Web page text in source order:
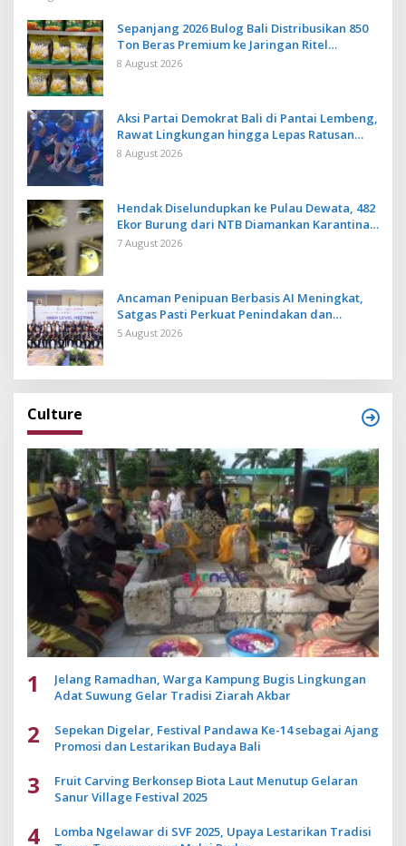
Sepanjang 2026 Bulog Bali Distribusikan 850
Ton Beras Premium ke Jaringan Ritel
Moderen
8 August 2026
Aksi Partai Demokrat Bali di Pantai Lembeng,
Rawat Lingkungan hingga Lepas Ratusan
Tukik Bedawang Nala
8 August 2026
Hendak Diselundupkan ke Pulau Dewata, 482
Ekor Burung dari NTB Diamankan Karantina
Bali
7 August 2026
Ancaman Penipuan Berbasis AI Meningkat,
Satgas Pasti Perkuat Penindakan dan
Pengembangan Aplikasi Anti Penipuan
5 August 2026
Culture
1
Jelang Ramadhan, Warga Kampung Bugis Lingkungan
Adat Suwung Gelar Tradisi Ziarah Akbar
2
Sepekan Digelar, Festival Pandawa Ke-14 sebagai Ajang
Promosi dan Lestarikan Budaya Bali
3
Fruit Carving Berkonsep Biota Laut Menutup Gelaran
Sanur Village Festival 2025
4
Lomba Ngelawar di SVF 2025, Upaya Lestarikan Tradisi